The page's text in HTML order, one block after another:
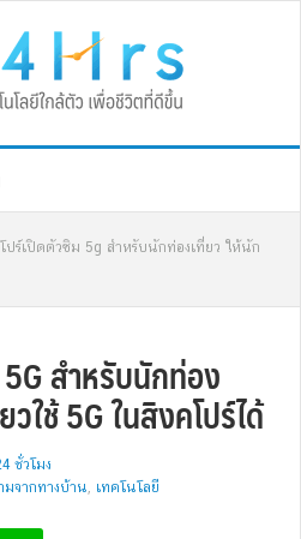
โปร์เปิดตัวซิม 5g สำหรับนักท่องเที่ยว ให้นัก
สำหรับนักท่อง
ใช้ 5G ในสิงคโปร์ได้
ชั่วโมง
มจากทางบ้าน, เทคโนโลยี